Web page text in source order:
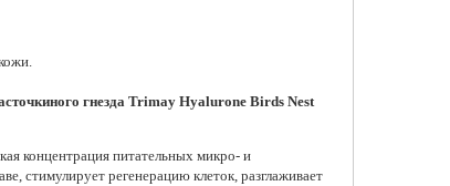
гнезда Trimay Hyalurone Birds Nest
концентрация питательных микро- и
стимулирует регенерацию клеток, разглаживает